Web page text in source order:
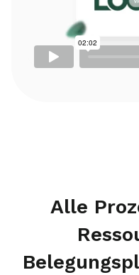
Alle